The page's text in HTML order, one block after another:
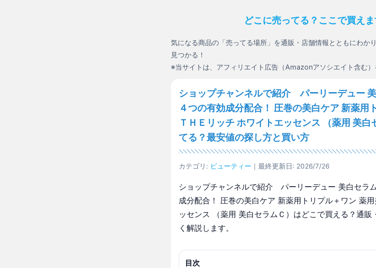
どこに売ってる？ここで買えま
気になる商品の「売ってる場所」を通販・店舗情報とともにわか
見つかる！
※当サイトは、アフィリエイト広告（Amazonアソシエイト含む）
ショップチャンネルで紹介 パーリーデュー
４つの有効成分配合！ 圧巻の美白ケア 新薬用
ＴＨＥリッチ ホワイトエッセンス （薬用 美
てる？最安値の探し方と買い方
カテゴリ: ビューティー ｜最終更新日: 2026/7/26
ショップチャンネルで紹介 パーリーデュー 美白セラ
成分配合！ 圧巻の美白ケア 新薬用トリプル＋ワン 薬
ッセンス （薬用 美白セラムＣ）はどこで買える？通販
く解説します。
目次